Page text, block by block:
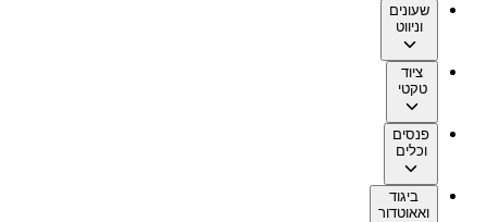
שעונים
וניווט
ציוד
טקטי
פנסים
וכלים
ביגוד
ואאוטדור